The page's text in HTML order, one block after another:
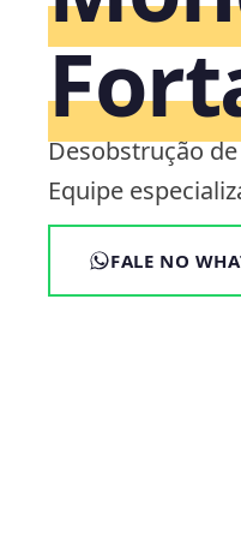
Desobstrução
Equipe
FALE NO